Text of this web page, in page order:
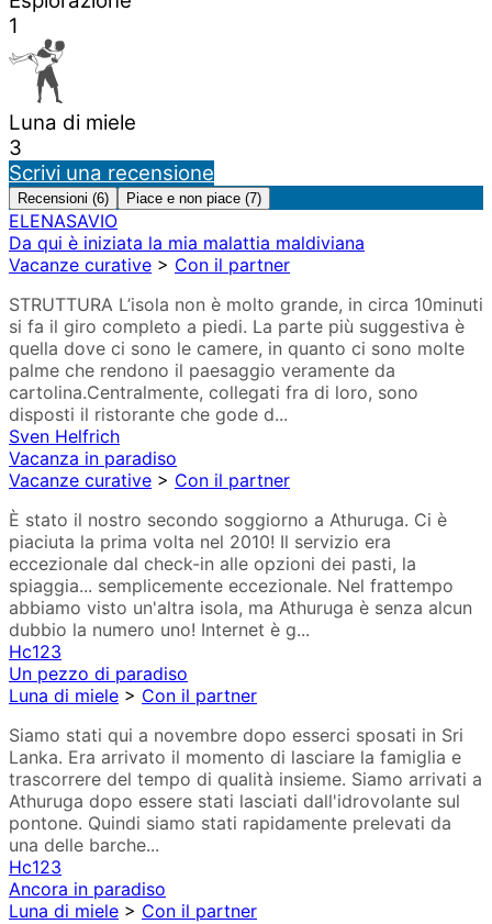
1
Luna di miele
3
Scrivi una recensione
Recensioni (6) Piace e non piace (7)
ELENASAVIO
Da qui è iniziata la mia malattia maldiviana
Vacanze curative > Con il partner
STRUTTURA L’isola non è molto grande, in circa 10minuti
si fa il giro completo a piedi. La parte più suggestiva è
quella dove ci sono le camere, in quanto ci sono molte
palme che rendono il paesaggio veramente da
cartolina.Centralmente, collegati fra di loro, sono
disposti il ristorante che gode d...
Sven Helfrich
Vacanza in paradiso
Vacanze curative > Con il partner
È stato il nostro secondo soggiorno a Athuruga. Ci è
piaciuta la prima volta nel 2010! Il servizio era
eccezionale dal check-in alle opzioni dei pasti, la
spiaggia... semplicemente eccezionale. Nel frattempo
abbiamo visto un'altra isola, ma Athuruga è senza alcun
dubbio la numero uno! Internet è g...
Hc123
Un pezzo di paradiso
Luna di miele > Con il partner
Siamo stati qui a novembre dopo esserci sposati in Sri
Lanka. Era arrivato il momento di lasciare la famiglia e
trascorrere del tempo di qualità insieme. Siamo arrivati a
Athuruga dopo essere stati lasciati dall'idrovolante sul
pontone. Quindi siamo stati rapidamente prelevati da
una delle barche...
Hc123
Ancora in paradiso
Luna di miele > Con il partner